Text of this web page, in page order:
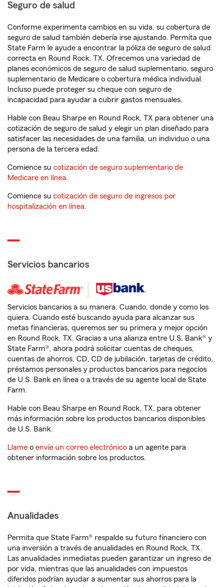
Seguro de salud
Conforme experimenta cambios en su vida, su cobertura de
seguro de salud también debería irse ajustando. Permita que
State Farm le ayude a encontrar la póliza de seguro de salud
correcta en Round Rock, TX. Ofrecemos una variedad de
planes económicos de seguro de salud suplementario, seguro
suplementario de Medicare o cobertura médica individual.
Incluso puede proteger su cheque con seguro de
incapacidad para ayudar a cubrir gastos mensuales.
Hable con Beau Sharpe en Round Rock, TX para obtener una
cotización de seguro de salud y elegir un plan diseñado para
satisfacer las necesidades de una familia, un individuo o una
persona de la tercera edad.
Comience su cotización de seguro suplementario de
Medicare en línea.
Comience su cotización de seguro de ingresos por
hospitalización en línea.
Servicios bancarios
Servicios bancarios a su manera. Cuando, donde y como los
quiera. Cuando esté buscando ayuda para alcanzar sus
metas financieras, queremos ser su primera y mejor opción
en Round Rock, TX. Gracias a una alianza entre U.S. Bank® y
State Farm®, ahora podrá solicitar cuentas de cheques,
cuentas de ahorros, CD, CD de jubilación, tarjetas de crédito,
préstamos personales y productos bancarios para negocios
de U.S. Bank en línea o a través de su agente local de State
Farm.
Hable con Beau Sharpe en Round Rock, TX, para obtener
más información sobre los productos bancarios disponibles
de U.S. Bank.
Llame o envíe un correo electrónico a un agente para
obtener información sobre los productos.
Anualidades
Permita que State Farm® respalde su futuro financiero con
una inversión a través de anualidades en Round Rock, TX.
Las anualidades inmediatas pueden garantizar un ingreso de
por vida, mientras que las anualidades con impuestos
diferidos podrían ayudar a aumentar sus ahorros para la